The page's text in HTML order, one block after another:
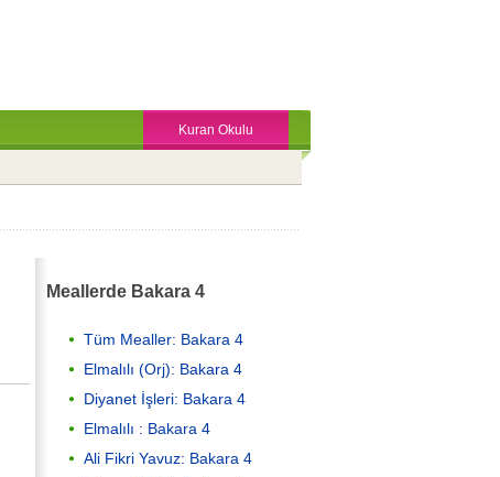
Kuran Okulu
Meallerde Bakara 4
Tüm Mealler: Bakara 4
Elmalılı (Orj): Bakara 4
Diyanet İşleri: Bakara 4
Elmalılı : Bakara 4
Ali Fikri Yavuz: Bakara 4